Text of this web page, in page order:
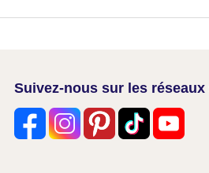
Suivez-nous sur les